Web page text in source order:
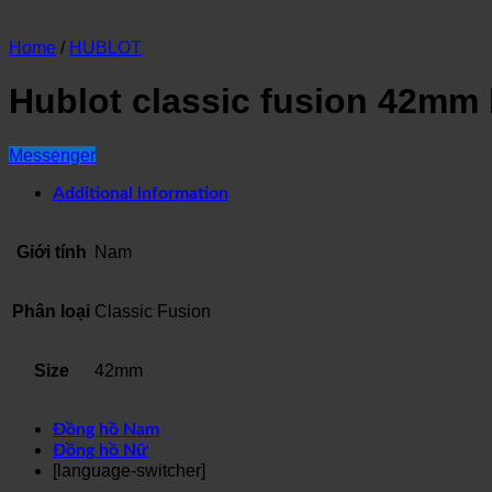
Home / HUBLOT
Hublot classic fusion 42mm
Messenger
Additional information
Giới tính Nam
Phân loại Classic Fusion
Size 42mm
Đồng hồ Nam
Đồng hồ Nữ
[language-switcher]